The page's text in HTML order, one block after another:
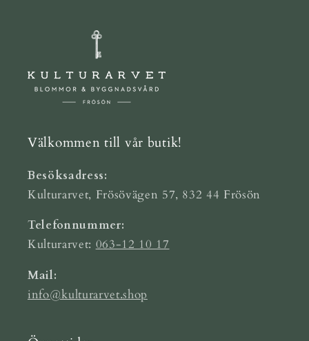
Välkommen till vår butik!
Besöksadress:
Kulturarvet, Frösövägen 57, 832 44 Frösön
Telefonnummer:
Kulturarvet: 063-12 10 17
Mail:
info@kulturarvet.shop